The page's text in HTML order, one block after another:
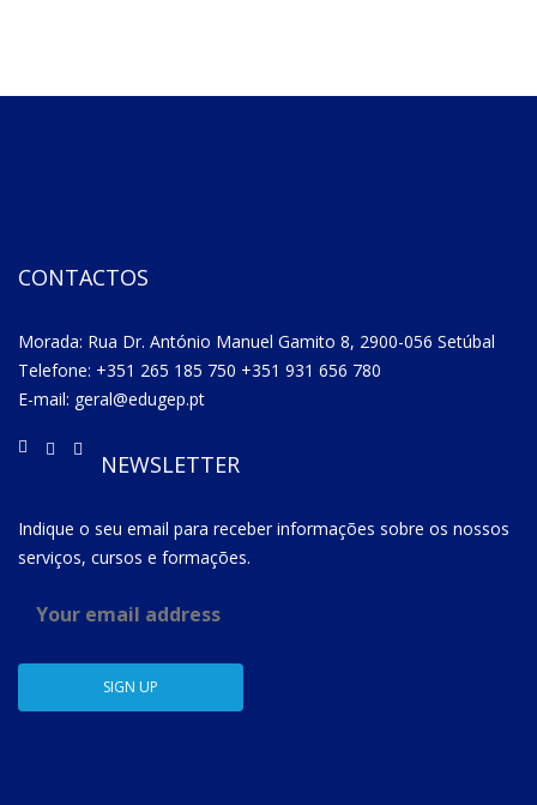
CONTACTOS
Morada: Rua Dr. António Manuel Gamito 8, 2900-056 Setúbal
Telefone: +351 265 185 750 +351 931 656 780
E-mail: geral@edugep.pt
NEWSLETTER
Indique o seu email para receber informações sobre os nossos
serviços, cursos e formações.